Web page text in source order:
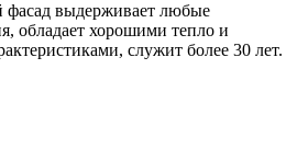
выдерживает любые
обладает хорошими тепло и
служит более 30 лет.